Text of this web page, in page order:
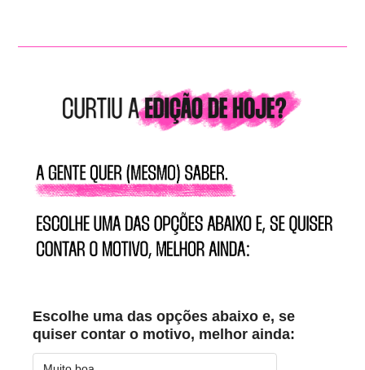
Escolhe uma das opções abaixo e, se
quiser contar o motivo, melhor ainda: